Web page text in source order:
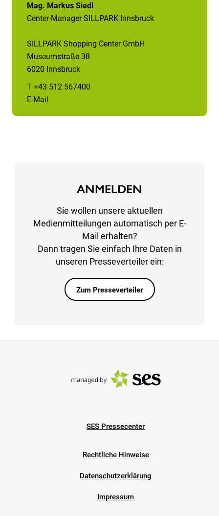
Mag. Markus Siedl
Center-Manager SILLPARK Innsbruck
SILLPARK Shopping Center GmbH
Museumstraße 38
6020 Innsbruck
T +43 512 567400
E-Mail
ANMELDEN
Sie wollen unsere aktuellen
Medienmitteilungen automatisch per E-
Mail erhalten?
Dann tragen Sie einfach Ihre Daten in
unseren Presseverteiler ein:
Zum Presseverteiler
SES Pressecenter
Rechtliche Hinweise
Datenschutzerklärung
Impressum